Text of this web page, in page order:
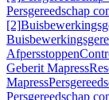
Persgereedschap
[2]
Afpersstoppen
Geberit Mapress
Mapress
Persgereedschap